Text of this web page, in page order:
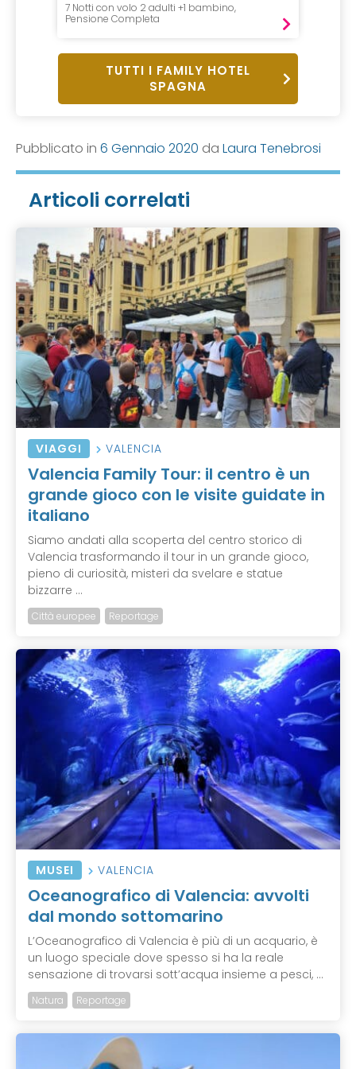
7 Notti con volo 2 adulti +1 bambino,
Pensione Completa
TUTTI I FAMILY HOTEL
SPAGNA
Pubblicato in 6 Gennaio 2020 da Laura Tenebrosi
Articoli correlati
VIAGGI VALENCIA
Valencia Family Tour: il centro è un
grande gioco con le visite guidate in
italiano
Siamo andati alla scoperta del centro storico di
Valencia trasformando il tour in un grande gioco,
pieno di curiosità, misteri da svelare e statue
bizzarre ...
Città europee Reportage
MUSEI VALENCIA
Oceanografico di Valencia: avvolti
dal mondo sottomarino
L’Oceanografico di Valencia è più di un acquario, è
un luogo speciale dove spesso si ha la reale
sensazione di trovarsi sott’acqua insieme a pesci, ...
Natura Reportage